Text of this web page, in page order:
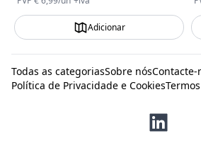
Adicionar
Todas as categoriasSobre nósContacte-
Política de Privacidade e Cookies